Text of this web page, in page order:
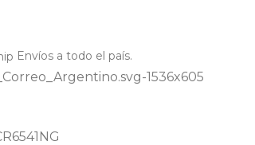
Envíos a todo el país.